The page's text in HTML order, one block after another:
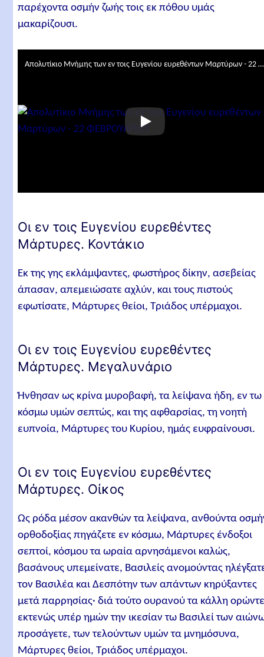
παρέχοντα οσμήν ζωής τοις εκ πόθου υμάς
μακαρίζουσι.
Απολυτίκιο Μνήμης των εν τοις Ευγενίου ευρεθέντων Μαρτύρων - 22 ΦΕΒΡΟΥΑΡΙΟΥ
Οι εν τοις Ευγενίου ευρεθέντες
Μάρτυρες. Κοντάκιο
Εκ της γης εκλάμψαντες, φωστήρος δίκην, ασεβείας
άπασαν, απεμειώσατε αχλύν, και τους πιστούς
εφωτίσατε, Μάρτυρες θείοι, Τριάδος υπέρμαχοι.
Οι εν τοις Ευγενίου ευρεθέντες
Μάρτυρες. Μεγαλυνάριο
Ήνθησαν ως κρίνα μυροβαφή, τα λείψανα ήδη, εν τω
κόσμω υμών σεπτώς, και της αφθαρσίας, τη νοητή
ευπνοία, Μάρτυρες του Κυρίου, ημάς ευφραίνουσι.
Οι εν τοις Ευγενίου ευρεθέντες
Μάρτυρες. Οίκος
Ως ρόδα μέσον ακανθών τα λείψανα, ανθούντα
ορθοδοξίας πηγάζετε εν κόσμω, Μάρτυρες ένδοξοι
σεπτοί, κόσμου τα ωραία αρνησάμενοι καλώς,
βασάνους υπεμείνατε, Βασιλείς ανομούντας
τον Βασιλέα και Δεσπότην των απάντων κηρύξαντες
μετά παρρησίας· διά τούτο ουρανού τα κάλλη
εκτενώς υπέρ ημών την ικεσίαν τω Βασιλεί των
προσάγετε, των τελούντων υμών τα μνημόσυνα,
Μάρτυρες θείοι, Τριάδος υπέρμαχοι.